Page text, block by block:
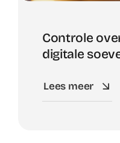
Controle
digitale
Lees meer